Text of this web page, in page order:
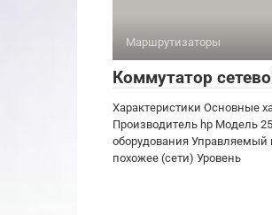
Маршрутизаторы
Коммутатор
Характеристики Основные
Производитель hp Модель
оборудования Управляемый
похожее (сети) Уровень